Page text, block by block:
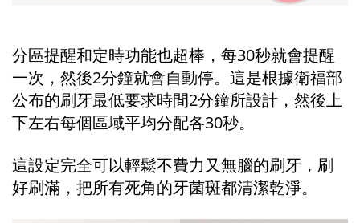
分區提醒和定時功能也超棒，每30秒就會提醒
一次，然後2分鐘就會自動停。這是根據衛福部
公布的刷牙最低要求時間2分鐘所設計，然後上
下左右每個區域平均分配各30秒。
這設定完全可以輕鬆不費力又無腦的刷牙，刷
好刷滿，把所有死角的牙菌斑都清潔乾淨。